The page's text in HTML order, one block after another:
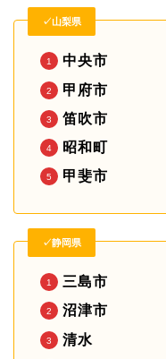
✓山梨県
中央市
甲府市
笛吹市
昭和町
甲斐市
✓静岡県
三島市
沼津市
清水